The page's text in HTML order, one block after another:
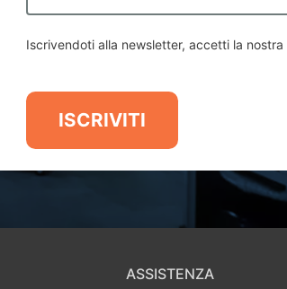
Iscrivendoti alla newsletter, accetti la nostra
ISCRIVITI
ASSISTENZA